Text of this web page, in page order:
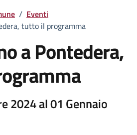
/ Eventi
tutto il programma
a Pontedera,
2024 al 01 Gennaio